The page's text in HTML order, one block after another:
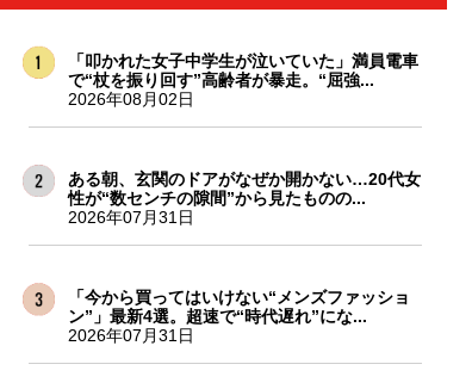
「叩かれた女子中学生が泣いていた」満員電車
で“杖を振り回す”高齢者が暴走。“屈強...
2026年08月02日
ある朝、玄関のドアがなぜか開かない…20代女
性が“数センチの隙間”から見たものの...
2026年07月31日
「今から買ってはいけない“メンズファッショ
ン”」最新4選。超速で“時代遅れ”にな...
2026年07月31日